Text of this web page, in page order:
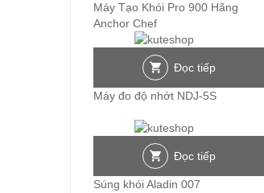
Máy Tạo Khói Pro 900 Hãng
Anchor Chef
Đọc tiếp
Máy đo độ nhớt NDJ-5S
Đọc tiếp
Súng khói Aladin 007